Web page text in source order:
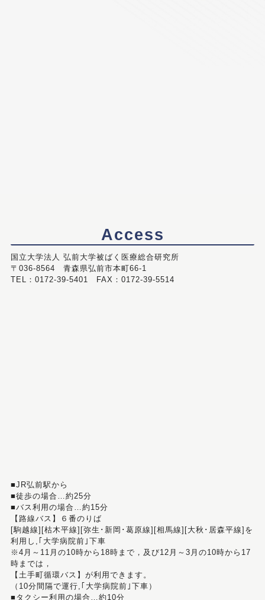
Access
国立大学法人 弘前大学被ばく医療総合研究所
〒036-8564 青森県弘前市本町66-1
TEL：0172-39-5401 FAX：0172-39-5514
■JR弘前駅から
■徒歩の場合…約25分
■バス利用の場合…約15分
【路線バス】６番のりば
[駒越線][枯木平線][弥生･新岡･葛原線][相馬線][大秋･居森平線]を
利用し,｢大学病院前｣下車
※4月～11月の10時から18時まで，及び12月～3月の10時から17
時までは，
【土手町循環バス】が利用できます。
（10分間隔で運行,｢大学病院前｣下車）
■タクシー利用の場合…約10分